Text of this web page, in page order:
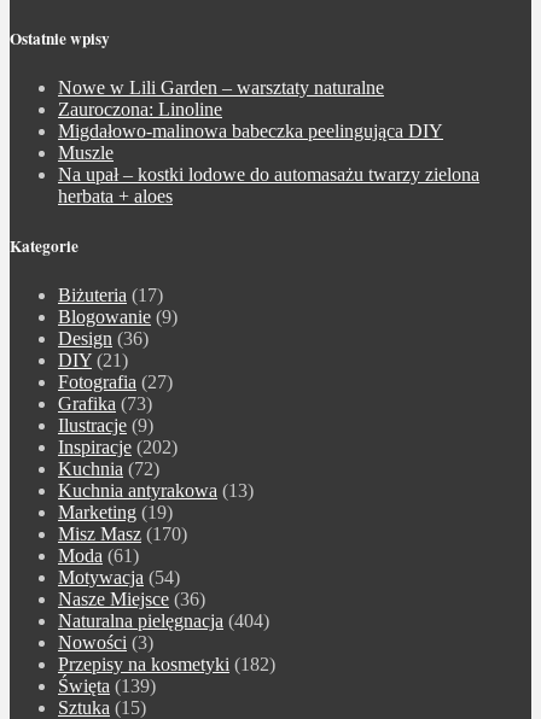
Ostatnie wpisy
Nowe w Lili Garden – warsztaty naturalne
Zauroczona: Linoline
Migdałowo-malinowa babeczka peelingująca DIY
Muszle
Na upał – kostki lodowe do automasażu twarzy zielona
herbata + aloes
Kategorie
Biżuteria (17)
Blogowanie (9)
Design (36)
DIY (21)
Fotografia (27)
Grafika (73)
Ilustracje (9)
Inspiracje (202)
Kuchnia (72)
Kuchnia antyrakowa (13)
Marketing (19)
Misz Masz (170)
Moda (61)
Motywacja (54)
Nasze Miejsce (36)
Naturalna pielęgnacja (404)
Nowości (3)
Przepisy na kosmetyki (182)
Święta (139)
Sztuka (15)